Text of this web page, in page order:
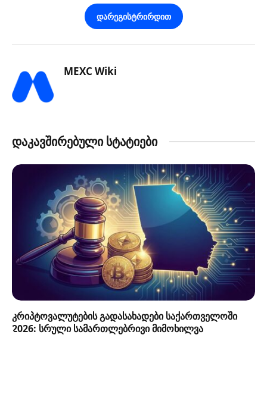
დარეგისტრირდით
MEXC Wiki
დაკავშირებული სტატიები
კრიპტოვალუტების გადასახადები საქართველოში
2026: სრული სამართლებრივი მიმოხილვა